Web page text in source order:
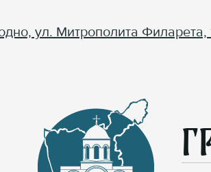
ул. Митрополита Филарета,